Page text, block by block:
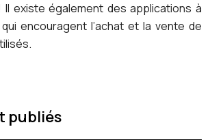
existe également des applications à
encouragent l’achat et la vente de
publiés